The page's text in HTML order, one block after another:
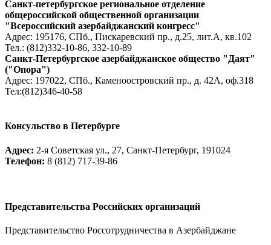
Санкт-петербургское региональное отделение
общероссийской общественной организации
"Всероссийский азербайджанский конгресс"
Адрес: 195176, СПб., Пискаревский пр., д.25, лит.А, кв.102
Тел.: (812)332-10-86, 332-10-89
Санкт-Петербургское азербайджанское общество "Даят"
("Опора")
Адрес: 197022, СПб., Каменоостровский пр., д. 42А, оф.318
Тел:(812)346-40-58
Консульство в Петербурге
Адрес: 2-я Советская ул., 27, Санкт-Петербург, 191024
Телефон: 8 (812) 717-39-86
Представительства Российских организаций
Представительство Россотрудничества в Азербайджане